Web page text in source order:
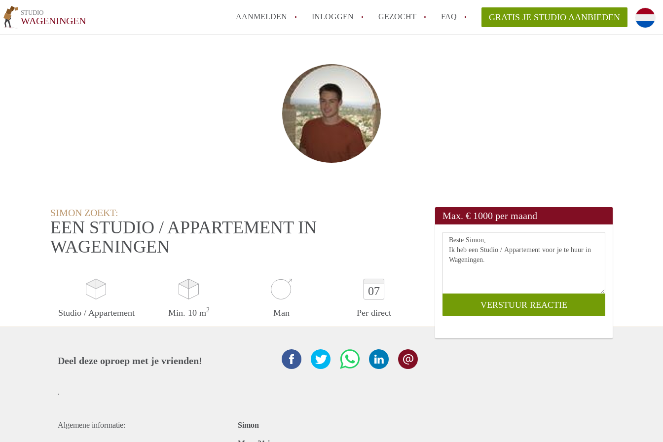
STUDIO
WAGENINGEN AANMELDEN INLOGGEN GEZOCHT FAQ
Hoeveel kost het om te reageren op een Studio in Wageningen?
Wat is de privacyverklaring van StudioWageningen?
Berekent StudioWageningen makelaarsvergoeding/bemiddelingsvergoeding?
Alle veelgestelde vragen
GRATIS JE STUDIO AANBIEDEN
SIMON ZOEKT:
EEN STUDIO / APPARTEMENT IN
WAGENINGEN
Studio / Appartement Min. 10 m2 Man
07
Per direct
Max. € 1000 per maand
Deel deze oproep met je vrienden!
.
Algemene informatie: Simon